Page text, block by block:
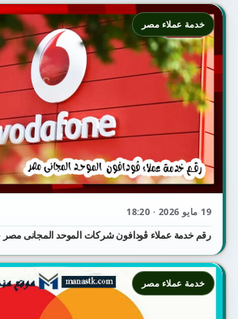
19 مايو 2026 · 18:20
رقم خدمة عملاء ڤودافون شركات الموحد المجانى مصر 2026
خدمة عملاء مصر
خدمة عملاء مصر